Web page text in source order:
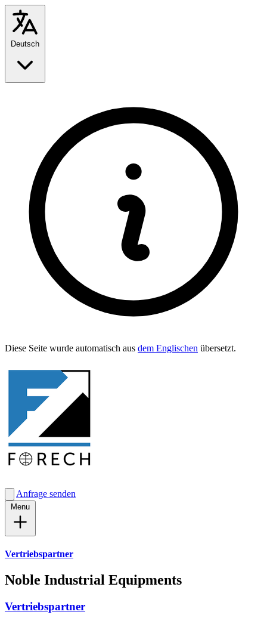
Diese Seite wurde automa­tisch aus dem Englis­chen übersetzt.
Anfrage senden
Vertriebspartner
Noble Industrial Equipments
Vertriebspartner